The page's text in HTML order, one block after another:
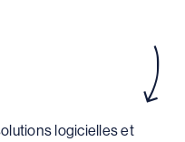
logicielles et